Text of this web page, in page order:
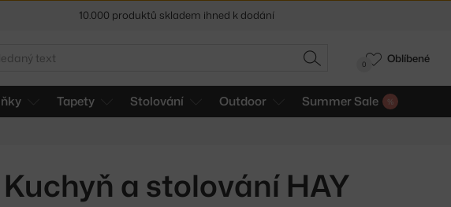
HLEDAT
Tapety Stolování Outdoor Summer Sale
0 Oblíbené
Kuchyň a stolování HAY
Sleva 5 % pro odběratelenewsletteru